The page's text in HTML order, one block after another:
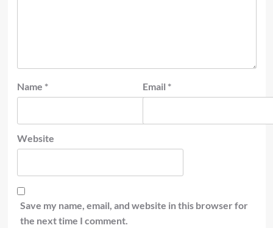
Name * Email *
Website
Save my name, email, and website in this browser for
the next time I comment.